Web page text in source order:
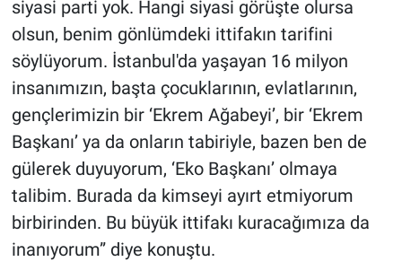
siyasi parti yok. Hangi siyasi görüşte olursa
olsun, benim gönlümdeki ittifakın tarifini
söylüyorum. İstanbul'da yaşayan 16 milyon
insanımızın, başta çocuklarının, evlatlarının,
gençlerimizin bir ‘Ekrem Ağabeyi’, bir ‘Ekrem
Başkanı’ ya da onların tabiriyle, bazen ben de
gülerek duyuyorum, ‘Eko Başkanı’ olmaya
talibim. Burada da kimseyi ayırt etmiyorum
birbirinden. Bu büyük ittifakı kuracağımıza da
inanıyorum” diye konuştu.